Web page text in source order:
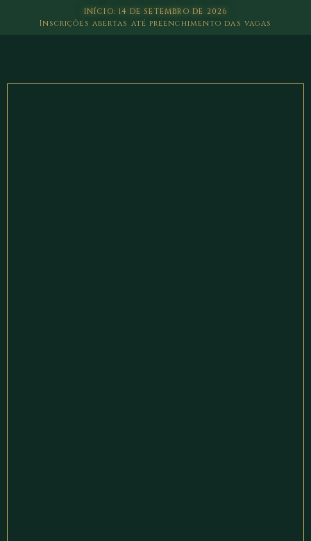
INÍCIO: 14 DE SETEMBRO DE 2026
Inscrições abertas até preenchimento das vagas